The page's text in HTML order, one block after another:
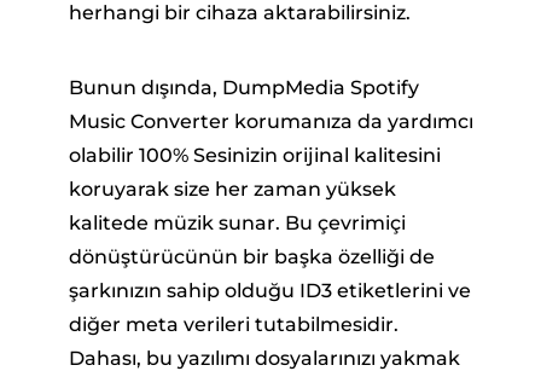
herhangi bir cihaza aktarabilirsiniz.
Bunun dışında, DumpMedia Spotify
Music Converter korumanıza da yardımcı
olabilir 100% Sesinizin orijinal kalitesini
koruyarak size her zaman yüksek
kalitede müzik sunar. Bu çevrimiçi
dönüştürücünün bir başka özelliği de
şarkınızın sahip olduğu ID3 etiketlerini ve
diğer meta verileri tutabilmesidir.
Dahası, bu yazılımı dosyalarınızı yakmak